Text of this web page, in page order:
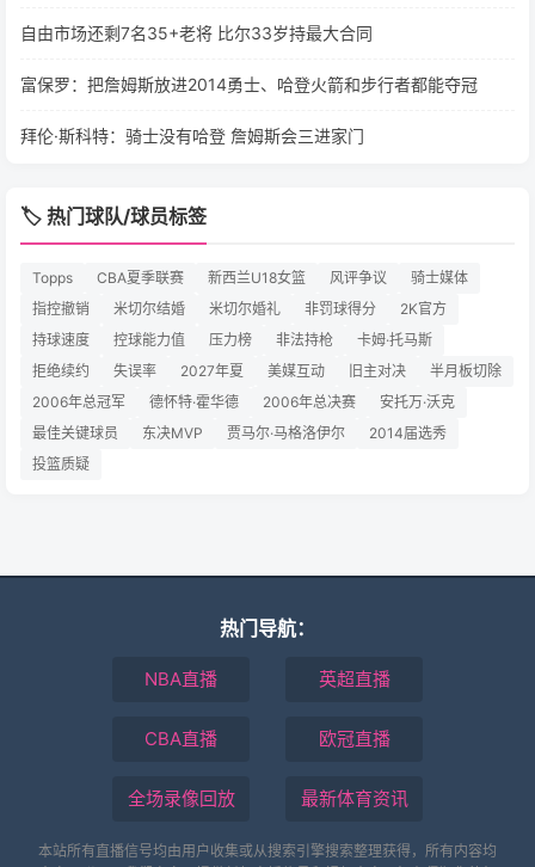
自由市场还剩7名35+老将 比尔33岁持最大合同
富保罗：把詹姆斯放进2014勇士、哈登火箭和步行者都能夺冠
拜伦·斯科特：骑士没有哈登 詹姆斯会三进家门
🏷️ 热门球队/球员标签
Topps CBA夏季联赛 新西兰U18女篮 风评争议
骑士媒体
指控撤销
米切尔结婚 米切尔婚礼 非罚球得分
2K官方
持球速度
控球能力值 压力榜 非法持枪
卡姆·托马斯
拒绝续约
失误率 2027年夏 美媒互动 旧主对决
半月板切除
2006年总冠军
德怀特·霍华德 2006年总决赛
安托万·沃克
最佳关键球员
东决MVP 贾马尔·马格洛伊尔
2014届选秀
投篮质疑
热门导航：
NBA直播 英超直播
CBA直播 欧冠直播
全场录像回放 最新体育资讯
本站所有直播信号均由用户收集或从搜索引擎搜索整理获得，所有内容均